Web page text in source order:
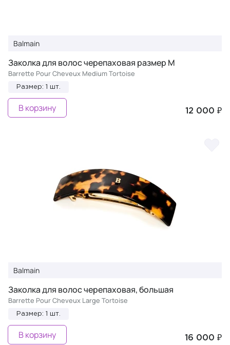
Balmain
Заколка для волос черепаховая размер M
Barrette Pour Cheveux Medium Tortoise
Размер: 1 шт.
12 000 ₽
В корзину
Balmain
Заколка для волос черепаховая, большая
Barrette Pour Cheveux Large Tortoise
Размер: 1 шт.
16 000 ₽
В корзину